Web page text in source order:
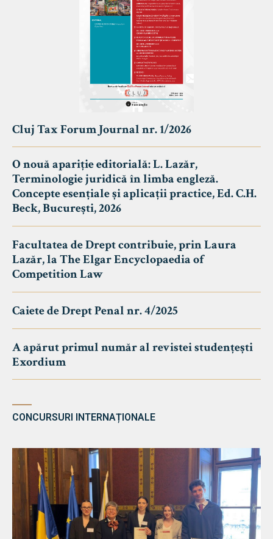
Cluj Tax Forum Journal nr. 1/2026
O nouă apariție editorială: L. Lazăr,
Terminologie juridică în limba engleză.
Concepte esențiale și aplicații practice, Ed. C.H.
Beck, București, 2026
Facultatea de Drept contribuie, prin Laura
Lazăr, la The Elgar Encyclopaedia of
Competition Law
Caiete de Drept Penal nr. 4/2025
A apărut primul număr al revistei studențești
Exordium
CONCURSURI INTERNAȚIONALE